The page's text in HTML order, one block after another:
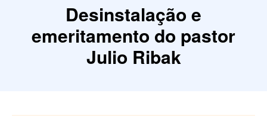
Desinstalação e
emeritamento do pastor
Julio Ribak